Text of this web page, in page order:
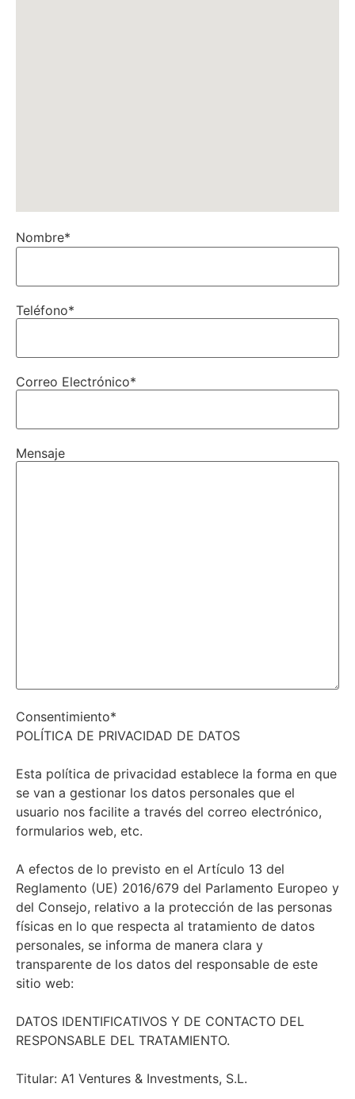
Nombre*
Teléfono*
Correo Electrónico*
Mensaje
Consentimiento*
POLÍTICA DE PRIVACIDAD DE DATOS
Esta política de privacidad establece la forma en que
se van a gestionar los datos personales que el
usuario nos facilite a través del correo electrónico,
formularios web, etc.
A efectos de lo previsto en el Artículo 13 del
Reglamento (UE) 2016/679 del Parlamento Europeo y
del Consejo, relativo a la protección de las personas
físicas en lo que respecta al tratamiento de datos
personales, se informa de manera clara y
transparente de los datos del responsable de este
sitio web:
DATOS IDENTIFICATIVOS Y DE CONTACTO DEL
RESPONSABLE DEL TRATAMIENTO.
Titular: A1 Ventures & Investments, S.L.